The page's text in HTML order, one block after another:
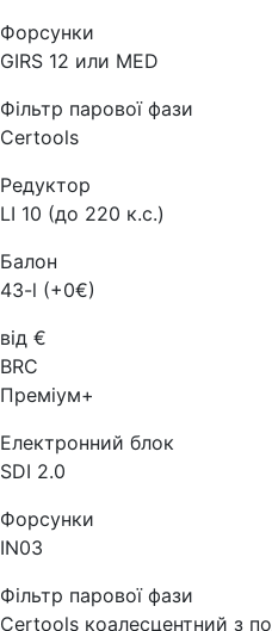
Форсунки
GIRS 12 или MED
Фільтр парової фази
Certools
Редуктор
LI 10 (до 220 к.с.)
Балон
43-l (+0€)
від €
BRC
Преміум+
Електронний блок
SDI 2.0
Форсунки
IN03
Фільтр парової фази
Certools коалесцентний з